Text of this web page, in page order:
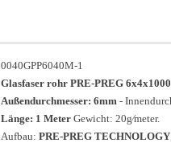
0040GPP6040M-1
Glasfaser rohr PRE-PREG
Außendurchmesser: 6mm -
Länge: 1 Meter Gewicht: 20g⁄meter.
Aufbau: PRE-PREG TECHNOLOGY